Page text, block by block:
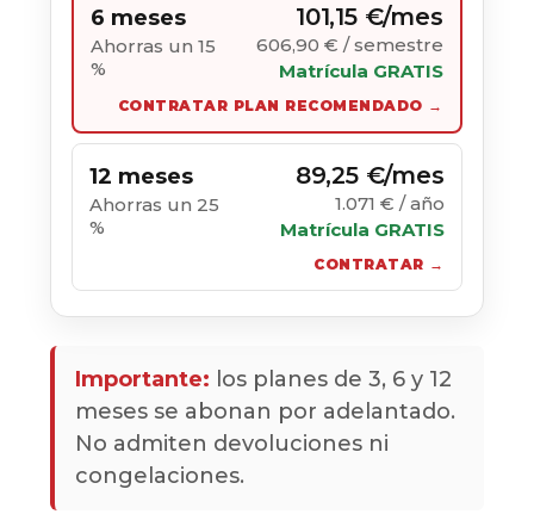
6 meses
Ahorras un 15
%
101,15 €/mes
606,90 € / semestre
Matrícula GRATIS
CONTRATAR PLAN RECOMENDADO →
12 meses
Ahorras un 25
%
89,25 €/mes
1.071 € / año
Matrícula GRATIS
CONTRATAR →
Importante: los planes de 3, 6 y 12
meses se abonan por adelantado.
No admiten devoluciones ni
congelaciones.